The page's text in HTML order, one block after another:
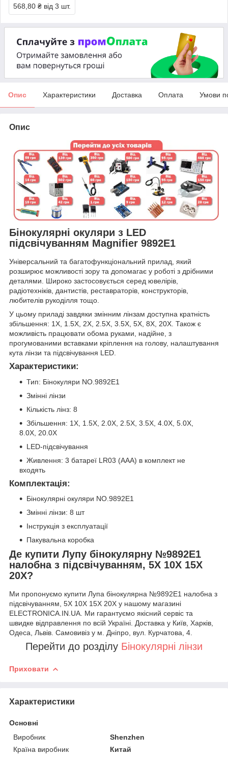
568,80 ₴ від 3 шт.
Опис Характеристики Доставка Оплата Умови
Опис
Бінокулярні окуляри з LED
підсвічуванням Magnifier 9892E1
Універсальний та багатофункціональний прилад, який
розширює можливості зору та допомагає у роботі з дрібними
деталями. Широко застосовується серед ювелірів,
радіотехніків, дантистів, реставраторів, конструкторів,
любителів рукоділля тощо.
У цьому приладі завдяки змінним лінзам доступна кратність
збільшення: 1X, 1.5X, 2X, 2.5X, 3.5X, 5X, 8X, 20X. Також є
можливість працювати обома руками, надійне, з
прогумованими вставками кріплення на голову, налаштування
кута лінзи та підсвічування LED.
Характеристики:
Тип: Бінокуляри NO.9892E1
Змінні лінзи
Кількість лінз: 8
Збільшення: 1X, 1.5X, 2.0X, 2.5X, 3.5X, 4.0X, 5.0X,
8.0X, 20.0X
LED-підсвічування
Живлення: 3 батареї LR03 (AAA) в комплект не
входять
Комплектація:
Бінокулярні окуляри NO.9892E1
Змінні лінзи: 8 шт
Інструкція з експлуатації
Пакувальна коробка
Де купити Лупу бінокулярну №9892E1
налобна з підсвічуванням, 5Х 10Х 15Х
20Х?
Ми пропонуємо купити Лупа бінокулярна №9892E1 налобна з
підсвічуванням, 5Х 10Х 15Х 20Х у нашому магазині
ELECTRONICA.IN.UA. Ми гарантуємо якісний сервіс та
швидке відправлення по всій Україні. Доставка у Київ, Харків,
Одеса, Львів. Самовивіз у м. Дніпро, вул. Курчатова, 4.
Перейти до розділу Бінокулярні лінзи
Приховати
Характеристики
Основні
Виробник
Shenzhen
Країна виробник
Китай